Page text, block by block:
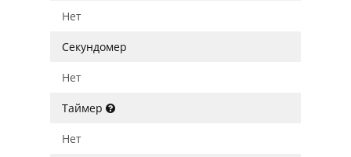
Нет
Секундомер
Нет
Таймер
Нет